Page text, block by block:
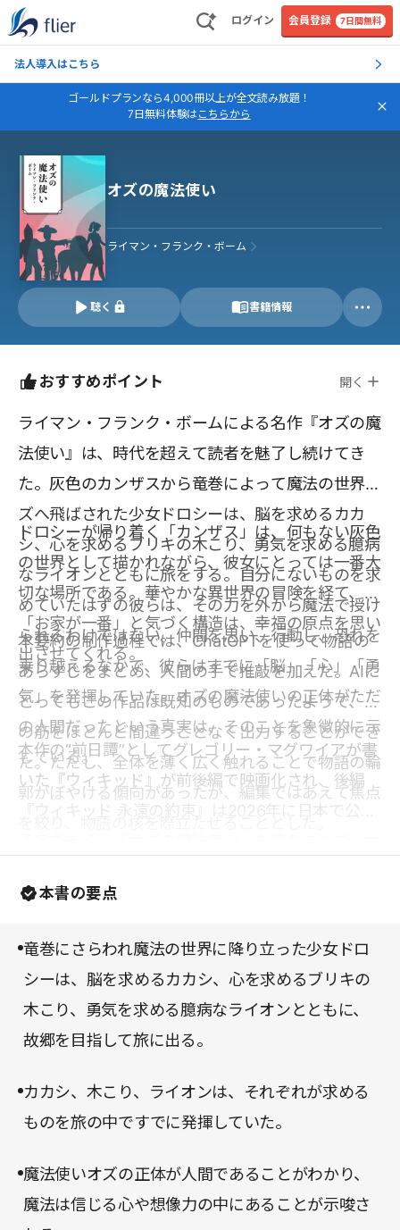
ログイン 会員登録 7日間無料
法人導入はこちら
ゴールドプランなら4,000冊以上が全文読み放題！
7日無料体験はこちらから
オズの魔法使い
ライマン・フランク・ボーム
聴く 書籍情報
おすすめポイント 開く
ライマン・フランク・ボームによる名作『オズの魔
法使い』は、時代を超えて読者を魅了し続けてき
た。灰色のカンザスから竜巻によって魔法の世界オ
ズへ飛ばされた少女ドロシーは、脳を求めるカカ
シ、心を求めるブリキの木こり、勇気を求める臆病
なライオンとともに旅をする。自分にないものを求
めていたはずの彼らは、その力を外から魔法で授け
られるわけではない。仲間を思い、行動し、恐れを
乗り越えるなかで、彼らはすでに「脳」「心」「勇
気」を発揮していた。オズの魔法使いの正体がただ
の人間だったという真実は、そのことを象徴的に示
している。
ドロシーが帰り着く「カンザス」は、何もない灰色
の世界として描かれながら、彼女にとっては一番大
切な場所である。華やかな異世界の冒険を経て、
「お家が一番」と気づく構造は、幸福の原点を思い
出させてくれる。
本要約の制作過程では、ChatGPTを使って物語の
あらすじをまとめ、人間の手で推敲を加えた。AIに
とってもこの作品は既知のものであったようで、話
の筋をほとんど間違うことなく出力することができ
た。ただし、全体を薄く広く触れることで物語の輪
郭がぼやける傾向があったが、編集ではあえて焦点
本作の“前日譚”としてグレゴリー・マグワイアが書
いた『ウィキッド』が前後編で映画化され、後編
『ウィキッド 永遠の約束』は2026年に日本で公開
深い視点で楽しむことができるようになるだろう。
本書の要点
竜巻にさらわれ魔法の世界に降り立った少女ドロ
シーは、脳を求めるカカシ、心を求めるブリキの
木こり、勇気を求める臆病なライオンとともに、
故郷を目指して旅に出る。
カカシ、木こり、ライオンは、それぞれが求める
ものを旅の中ですでに発揮していた。
魔法使いオズの正体が人間であることがわかり、
魔法は信じる心や想像力の中にあることが示唆さ